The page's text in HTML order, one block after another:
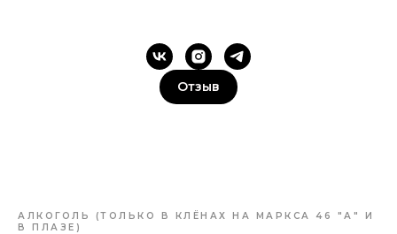
Отзыв
АЛКОГОЛЬ (ТОЛЬКО В КЛЁНАХ НА МАРКСА 46 "А" И
В ПЛАЗЕ)